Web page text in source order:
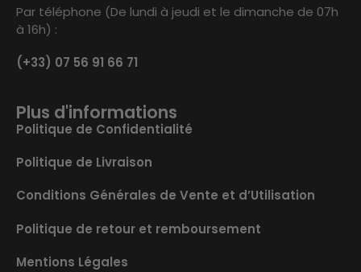
Par téléphone (De lundi à jeudi et le dimanche de 07h
à 16h) :
(+33) 07 56 91 66 71
Plus d'informations
Politique de Confidentialité
Politique de Livraison
Conditions Générales de Vente et d’Utilisation
Politique de retour et remboursement
Mentions Légales